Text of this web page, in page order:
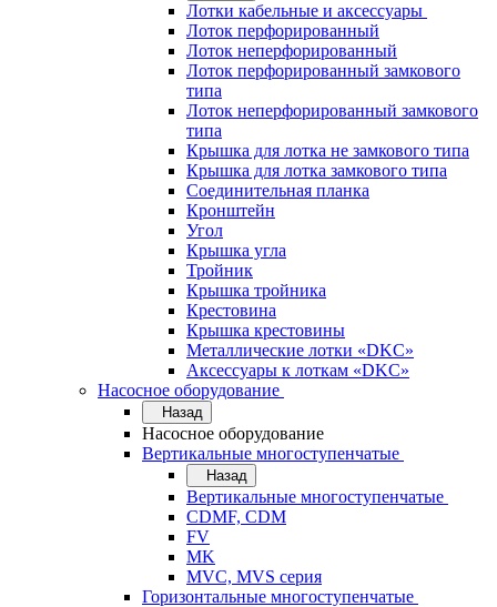
Лотки кабельные и аксессуары
Лоток перфорированный
Лоток неперфорированный
Лоток перфорированный замкового
типа
Лоток неперфорированный замкового
типа
Крышка для лотка не замкового типа
Крышка для лотка замкового типа
Соединительная планка
Кронштейн
Угол
Крышка угла
Тройник
Крышка тройника
Крестовина
Крышка крестовины
Металлические лотки «DKC»
Аксессуары к лоткам «DKC»
Насосное оборудование
Назад
Насосное оборудование
Вертикальные многоступенчатые
Назад
Вертикальные многоступенчатые
CDMF, CDM
FV
MK
MVC, MVS серия
Горизонтальные многоступенчатые